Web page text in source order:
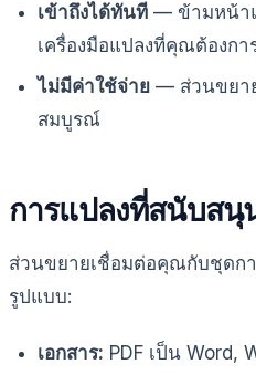
เข้าถึงได้ทันที— ข้ามหน้าแ
เครื่องมือแปลงที่คุณต้องกา
ไม่มีค่าใช้จ่าย— ส่วนขยาย
สมบูรณ์
การแปลงที่สนับสนุ
ส่วนขยายเชื่อมต่อคุณกับชุดก
รูปแบบ:
เอกสาร: PDF เป็น Word,